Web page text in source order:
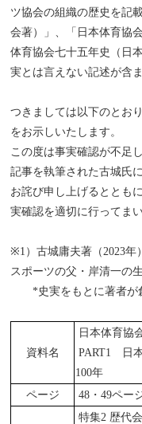
ツ協会の組織の歴史を記
会著）」、「日本体育協
体育協会七十五年史（日
実とは言えない記述が含
つきましては以下のとお
をお示しいたします。
この度は事実確認が不足
記事を執筆された古城氏
お詫び申し上げるととも
実確認を適切に行ってま
※1）古城庸夫著（2023
スポーツの父・岸清一の生
*史実をもとに著者が
資料名
日本体育協
PART1 日
100年
ページ
48・49ペー
特集2 歴代